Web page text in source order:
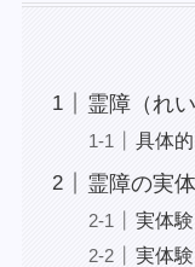
霊障（れ
具体
霊障の実
実体
実体